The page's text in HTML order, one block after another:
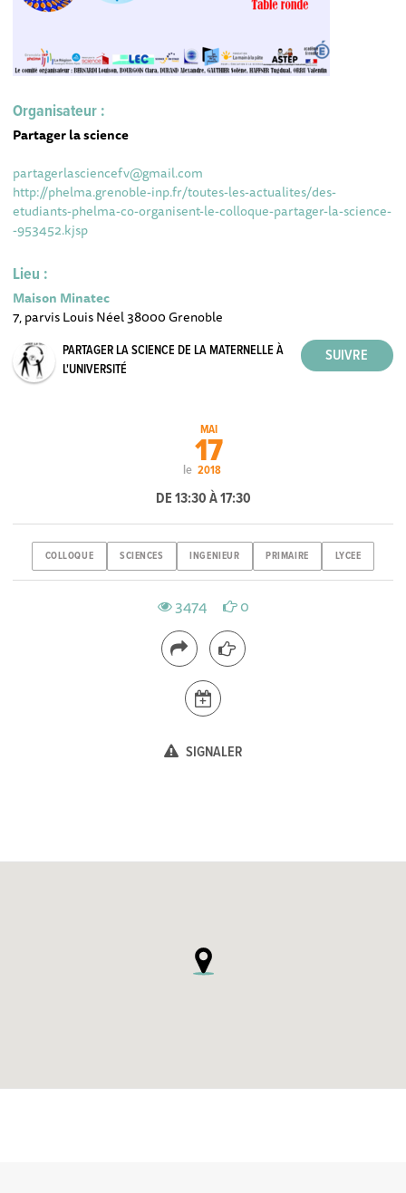
Organisateur :
Partager la science
partagerlasciencefv@gmail.com
http://phelma.grenoble-inp.fr/toutes-les-actualites/des-
etudiants-phelma-co-organisent-le-colloque-partager-la-science-
-953452.kjsp
Lieu :
Maison Minatec
7, parvis Louis Néel 38000 Grenoble
PARTAGER LA SCIENCE DE LA MATERNELLE À
L'UNIVERSITÉ
le
MAI
17
2018
DE 13:30 À 17:30
COLLOQUE SCIENCES INGENIEUR PRIMAIRE LYCEE
3474 0
SIGNALER